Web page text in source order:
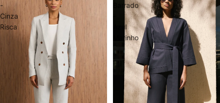
-
Cinza
Risca
Barrado
Azul
Marinho